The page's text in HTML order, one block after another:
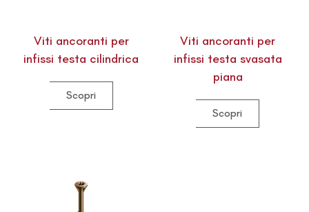
Viti ancoranti per
infissi testa cilindrica
Scopri
Viti ancoranti per
infissi testa svasata
piana
Scopri